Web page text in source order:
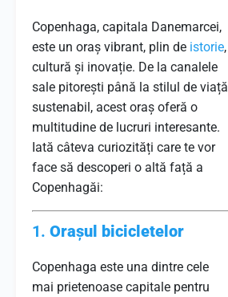
Copenhaga, capitala Danemarcei,
este un oraș vibrant, plin de istorie,
cultură și inovație. De la canalele
sale pitorești până la stilul de viață
sustenabil, acest oraș oferă o
multitudine de lucruri interesante.
Iată câteva curiozități care te vor
face să descoperi o altă față a
Copenhagăi:
1. Orașul bicicletelor
Copenhaga este una dintre cele
mai prietenoase capitale pentru